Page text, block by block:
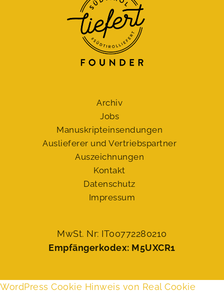
Archiv
Jobs
Manuskript­einsendungen
Auslieferer und Vertriebspartner
Auszeichnungen
Kontakt
Datenschutz
Impressum
MwSt. Nr: IT00772280210
Empfängerkodex: M5UXCR1
WordPress Cookie Hinweis von Real Cookie